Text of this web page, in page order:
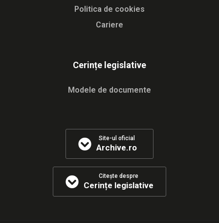
Politica de cookies
Cariere
Cerințe legislative
Modele de documente
Site-ul oficial
Archive.ro
Citește despre
Cerințe legislative